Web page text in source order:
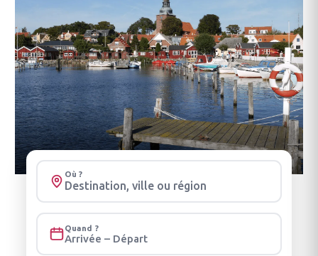
Où ?
Quand ?
Arrivée – Départ